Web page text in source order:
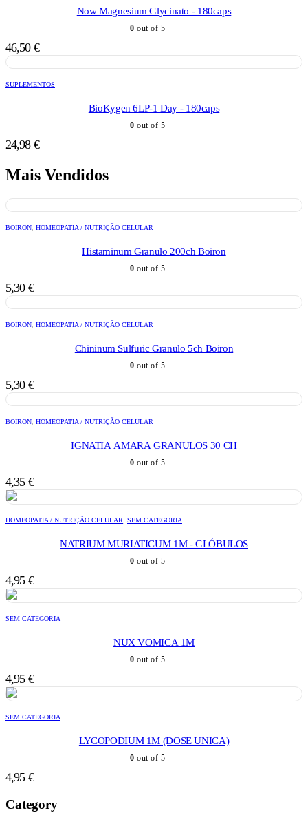
Now Magnesium Glycinato - 180caps
0 out of 5
46,50 €
SUPLEMENTOS
BioKygen 6LP-1 Day - 180caps
0 out of 5
24,98 €
Mais Vendidos
BOIRON HOMEOPATIA / NUTRIÇÃO CELULAR
Histaminum Granulo 200ch Boiron
0 out of 5
5,30 €
BOIRON HOMEOPATIA / NUTRIÇÃO CELULAR
Chininum Sulfuric Granulo 5ch Boiron
0 out of 5
5,30 €
BOIRON HOMEOPATIA / NUTRIÇÃO CELULAR
IGNATIA AMARA GRANULOS 30 CH
0 out of 5
4,35 €
HOMEOPATIA / NUTRIÇÃO CELULAR SEM CATEGORIA
NATRIUM MURIATICUM 1M - GLÓBULOS
0 out of 5
4,95 €
SEM CATEGORIA
NUX VOMICA 1M
0 out of 5
4,95 €
SEM CATEGORIA
LYCOPODIUM 1M (DOSE UNICA)
0 out of 5
4,95 €
Category